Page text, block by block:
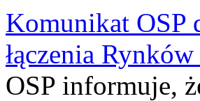
Komunikat OSP
łączenia
OSP informuje,